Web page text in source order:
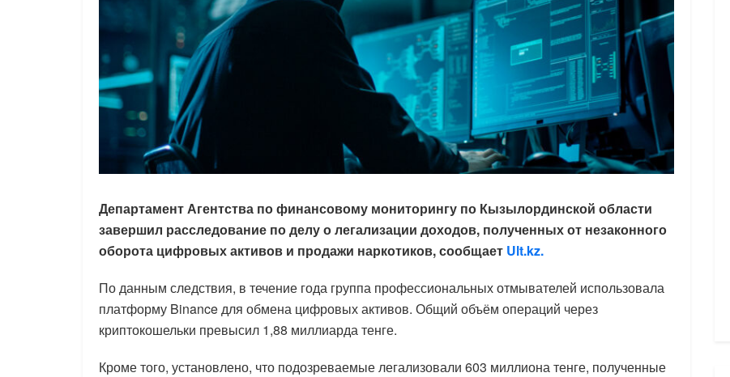
Департамент Агентства по финансовому мониторингу по Кызылординской области
завершил расследование по делу о легализации доходов, полученных от незаконного
оборота цифровых активов и продажи наркотиков, сообщает Ult.kz.
По данным следствия, в течение года группа профессиональных отмывателей использовала
платформу Binance для обмена цифровых активов. Общий объём операций через
криптокошельки превысил 1,88 миллиарда тенге.
Кроме того, установлено, что подозреваемые легализовали 603 миллиона тенге, полученные